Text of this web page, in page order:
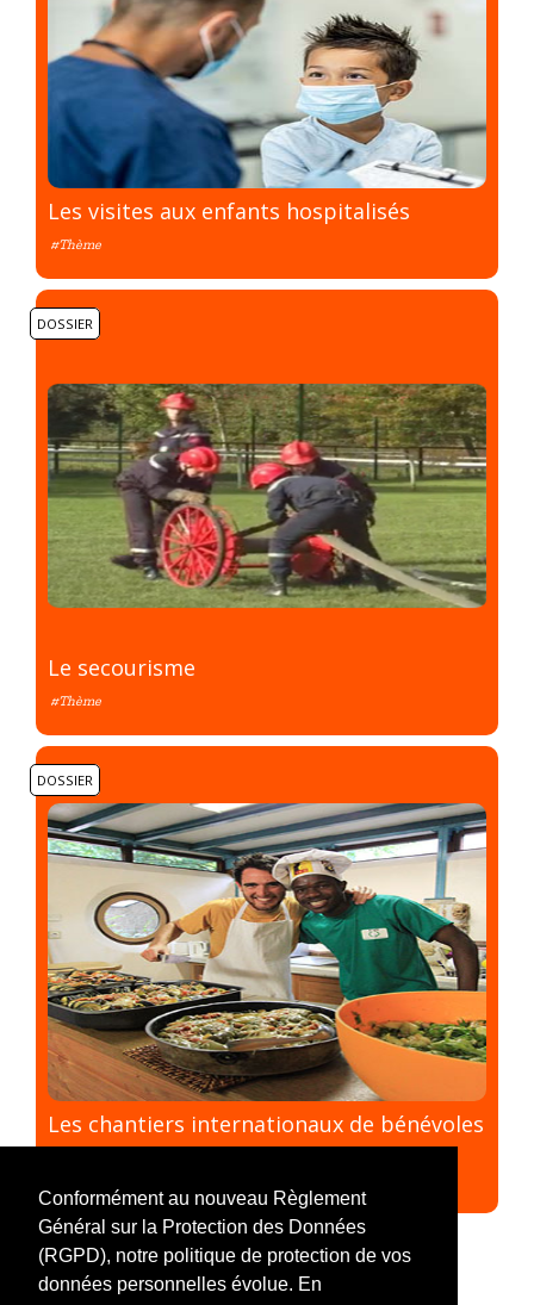
Conformément au nouveau Règlement
Général sur la Protection des Données
(RGPD), notre politique de protection de vos
données personnelles évolue. En
Les visites aux enfants hospitalisés
#Thème
DOSSIER
Le secourisme
#Thème
DOSSIER
Les chantiers internationaux de bénévoles